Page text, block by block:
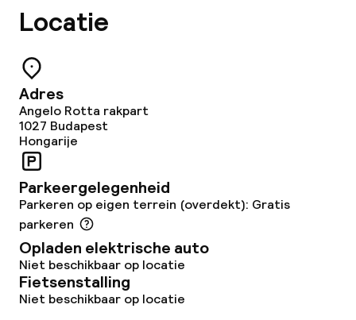
Locatie
Adres
Angelo Rotta rakpart
1027 Budapest
Hongarije
Parkeergelegenheid
Parkeren op eigen terrein (overdekt): Gratis
parkeren
Opladen elektrische auto
Niet beschikbaar op locatie
Fietsenstalling
Niet beschikbaar op locatie